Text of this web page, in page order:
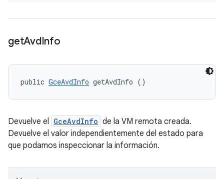
getAvdInfo
public GceAvdInfo getAvdInfo ()
Devuelve el GceAvdInfo de la VM remota creada.
Devuelve el valor independientemente del estado para
que podamos inspeccionar la información.